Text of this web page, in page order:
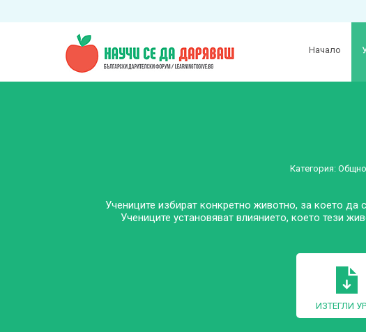
Начало
Категория:
Учениците избират конкретно животно, за което да
Учениците установяват влиянието, което тези
ИЗТЕГЛИ